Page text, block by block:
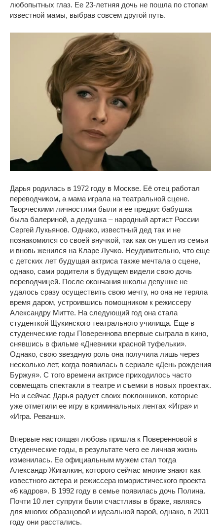
любопытных глаз. Ее 23-летняя дочь не пошла по стопам
известной мамы, выбрав совсем другой путь.
Дарья родилась в 1972 году в Москве. Её отец работал
переводчиком, а мама играла на театральной сцене.
Творческими личностями были и ее предки: бабушка
была балериной, а дедушка – народный артист России
Сергей Лукьянов. Однако, известный дед так и не
познакомился со своей внучкой, так как он ушел из семьи
и вновь женился на Кларе Лучко. Неудивительно, что еще
с детских лет будущая актриса также мечтала о сцене,
однако, сами родители в будущем видели свою дочь
переводчицей. После окончания школы девушке не
удалось сразу осуществить свою мечту, но она не теряла
время даром, устроившись помощником к режиссеру
Александру Митте. На следующий год она стала
студенткой Щукинского театрального училища. Еще в
студенческие годы Повереннова впервые сыграла в кино,
снявшись в фильме «Дневники красной туфельки».
Однако, свою звездную роль она получила лишь через
несколько лет, когда появилась в сериале «День рождения
Буржуя». С того времени актрисе приходилось часто
совмещать спектакли в театре и съемки в новых проектах.
Но и сейчас Дарья радует своих поклонников, которые
уже отметили ее игру в криминальных лентах «Игра» и
«Игра. Реванш».
Впервые настоящая любовь пришла к Поверенновой в
студенческие годы, в результате чего ее личная жизнь
изменилась. Ее официальным мужем стал тогда
Александр Жигалкин, которого сейчас многие знают как
известного актера и режиссера юмористического проекта
«6 кадров». В 1992 году в семье появилась дочь Полина.
Почти 10 лет супруги были счастливы в браке, являясь
для многих образцовой и идеальной парой, однако, в 2001
году они расстались.